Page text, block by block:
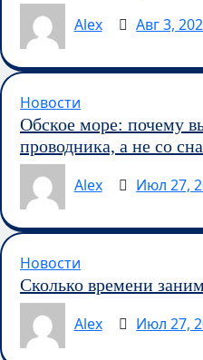
Alex
Авг 3,
Новости
Обское море: почему
проводника, а не со
Alex
Июл 27,
Новости
Сколько времени
Alex
Июл 27,